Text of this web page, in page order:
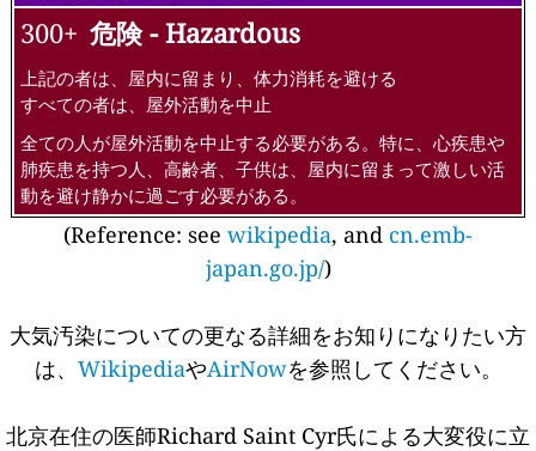
300+ 危険 - Hazardous
上記の者は、屋内に留まり、体力消耗を避ける
すべての者は、屋外活動を中止
全ての人が屋外活動を中止する必要がある。特に、心疾患や
肺疾患を持つ人、高齢者、子供は、屋内に留まって激しい活
動を避け静かに過ごす必要がある。
(Reference: see wikipedia, and cn.emb-
japan.go.jp/)
大気汚染についての更なる詳細をお知りになりたい方
は、 WikipediaやAirNowを参照してください。
北京在住の医師Richard Saint Cyr氏による大変役に立